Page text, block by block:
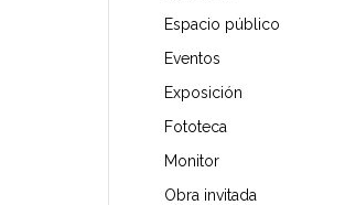
Espacio público
Eventos
Exposición
Fototeca
Monitor
Obra invitada